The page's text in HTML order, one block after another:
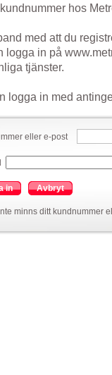
hos
med att du
logga in på
tjänster.
logga in med
eller e-post
in Avbryt
minns ditt kundnummer